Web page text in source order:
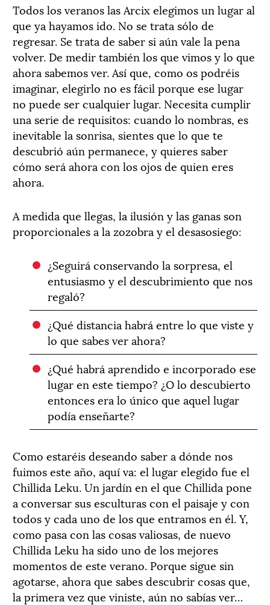
Todos los veranos las Arcix elegimos un lugar al
que ya hayamos ido. No se trata sólo de
regresar. Se trata de saber si aún vale la pena
volver. De medir también los que vimos y lo que
ahora sabemos ver. Así que, como os podréis
imaginar, elegirlo no es fácil porque ese lugar
no puede ser cualquier lugar. Necesita cumplir
una serie de requisitos: cuando lo nombras, es
inevitable la sonrisa, sientes que lo que te
descubrió aún permanece, y quieres saber
cómo será ahora con los ojos de quien eres
ahora.
A medida que llegas, la ilusión y las ganas son
proporcionales a la zozobra y el desasosiego:
¿Seguirá conservando la sorpresa, el
entusiasmo y el descubrimiento que nos
regaló?
¿Qué distancia habrá entre lo que viste y
lo que sabes ver ahora?
¿Qué habrá aprendido e incorporado ese
lugar en este tiempo? ¿O lo descubierto
entonces era lo único que aquel lugar
podía enseñarte?
Como estaréis deseando saber a dónde nos
fuimos este año, aquí va: el lugar elegido fue el
Chillida Leku. Un jardín en el que Chillida pone
a conversar sus esculturas con el paisaje y con
todos y cada uno de los que entramos en él. Y,
como pasa con las cosas valiosas, de nuevo
Chillida Leku ha sido uno de los mejores
momentos de este verano. Porque sigue sin
agotarse, ahora que sabes descubrir cosas que,
la primera vez que viniste, aún no sabías ver…